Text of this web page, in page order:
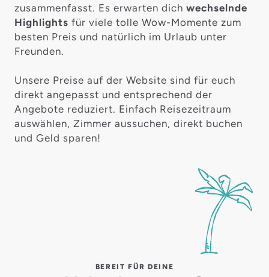
zusammenfasst. Es erwarten dich wechselnde
Highlights für viele tolle Wow-Momente zum
besten Preis und natürlich im Urlaub unter
Freunden.
Unsere Preise auf der Website sind für euch
direkt angepasst und entsprechend der
Angebote reduziert. Einfach Reisezeitraum
auswählen, Zimmer aussuchen, direkt buchen
und Geld sparen!
BEREIT FÜR DEINE